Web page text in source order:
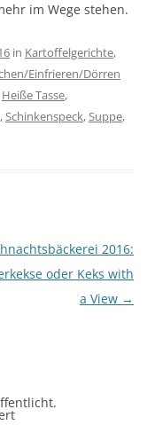
im Wege stehen.
in Kartoffelgerichte,
Einfrieren/Dörren
Heiße Tasse,
,Schinkenspeck,Suppe,
2016:
oder Keks with
a View →